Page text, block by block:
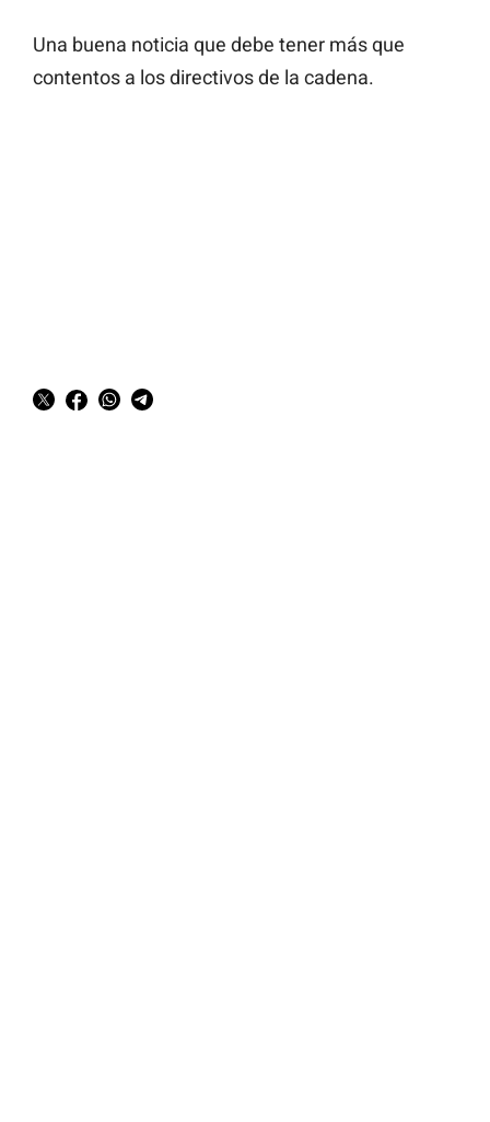
Una buena noticia que debe tener más que
contentos a los directivos de la cadena.